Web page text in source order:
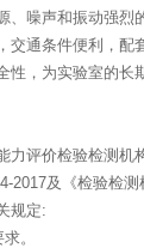
、噪声和振动强烈
交通条件便利，配
性，为实验室的长
力评价检验检测机
2017及《检验检
规定:
。